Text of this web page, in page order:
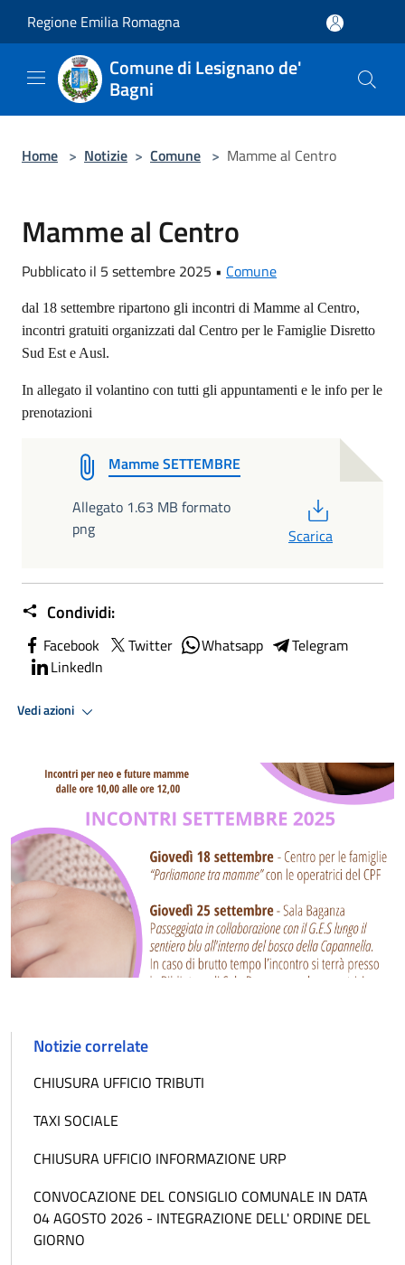
Regione Emilia Romagna
Comune di Lesignano de'
Bagni
Home > Notizie > Comune > Mamme al Centro
Mamme al Centro
Pubblicato il 5 settembre 2025 • Comune
dal 18 settembre ripartono gli incontri di Mamme al Centro,
incontri gratuiti organizzati dal Centro per le Famiglie Disretto
Sud Est e Ausl.
In allegato il volantino con tutti gli appuntamenti e le info per le
prenotazioni
Mamme SETTEMBRE
Allegato 1.63 MB formato
png
Scarica
Condividi:
Facebook Twitter Whatsapp
Telegram
LinkedIn
Vedi azioni
Notizie correlate
CHIUSURA UFFICIO TRIBUTI
TAXI SOCIALE
CHIUSURA UFFICIO INFORMAZIONE URP
CONVOCAZIONE DEL CONSIGLIO COMUNALE IN DATA
04 AGOSTO 2026 - INTEGRAZIONE DELL' ORDINE DEL
GIORNO